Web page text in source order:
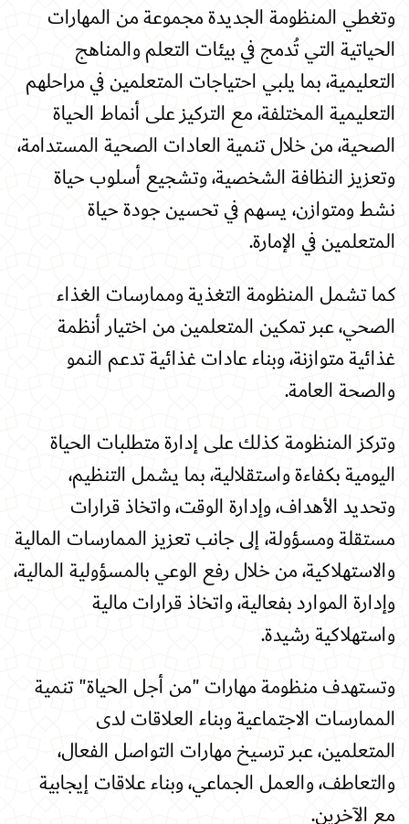
وتغطي المنظومة الجديدة مجموعة من المهارات
الحياتية التي تُدمج في بيئات التعلم والمناهج
التعليمية، بما يلبي احتياجات المتعلمين في مراحلهم
التعليمية المختلفة، مع التركيز على أنماط الحياة
الصحية، من خلال تنمية العادات الصحية المستدامة،
وتعزيز النظافة الشخصية، وتشجيع أسلوب حياة
نشط ومتوازن، يسهم في تحسين جودة حياة
المتعلمين في الإمارة.
كما تشمل المنظومة التغذية وممارسات الغذاء
الصحي، عبر تمكين المتعلمين من اختيار أنظمة
غذائية متوازنة، وبناء عادات غذائية تدعم النمو
والصحة العامة.
وتركز المنظومة كذلك على إدارة متطلبات الحياة
اليومية بكفاءة واستقلالية، بما يشمل التنظيم،
وتحديد الأهداف، وإدارة الوقت، واتخاذ قرارات
مستقلة ومسؤولة، إلى جانب تعزيز الممارسات المالية
والاستهلاكية، من خلال رفع الوعي بالمسؤولية المالية،
وإدارة الموارد بفعالية، واتخاذ قرارات مالية
واستهلاكية رشيدة.
وتستهدف منظومة مهارات "من أجل الحياة" تنمية
الممارسات الاجتماعية وبناء العلاقات لدى
المتعلمين، عبر ترسيخ مهارات التواصل الفعال،
والتعاطف، والعمل الجماعي، وبناء علاقات إيجابية
مع الآخرين.